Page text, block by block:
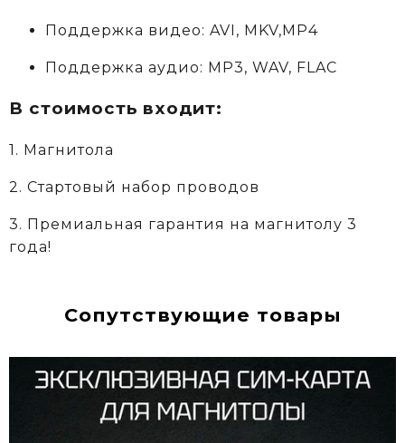
Поддержка видео: AVI, MKV,MP4
Поддержка аудио: MP3, WAV, FLAC
В стоимость входит:
1. Магнитола
2. Стартовый набор проводов
3. Премиальная гарантия на магнитолу 3
года!
Сопутствующие товары